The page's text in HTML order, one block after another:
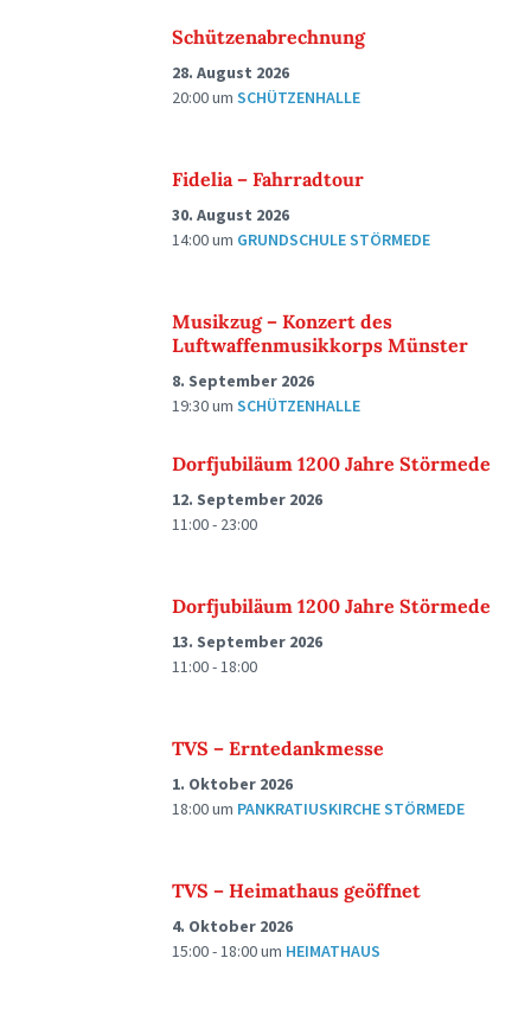
Schützenabrechnung
28. August 2026
20:00um SCHÜTZENHALLE
Fidelia – Fahrradtour
30. August 2026
14:00um GRUNDSCHULE STÖRMEDE
Musikzug – Konzert des
Luftwaffenmusikkorps Münster
8. September 2026
19:30um SCHÜTZENHALLE
Dorfjubiläum 1200 Jahre Störmede
12. September 2026
11:00 - 23:00
Dorfjubiläum 1200 Jahre Störmede
13. September 2026
11:00 - 18:00
TVS – Erntedankmesse
1. Oktober 2026
18:00um PANKRATIUSKIRCHE STÖRMEDE
TVS – Heimathaus geöffnet
4. Oktober 2026
15:00 - 18:00um HEIMATHAUS